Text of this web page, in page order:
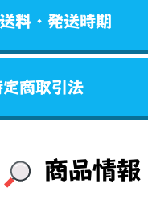
料・発送時期
定商取引法
商品情報